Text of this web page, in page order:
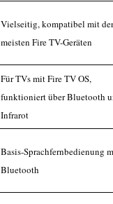
Vielseitig, kompatibel mit
meisten Fire TV-Geräten
Für TVs mit Fire TV OS,
funktioniert über Bluetooth
Infrarot
Basis-Sprachfernbedienung
Bluetooth